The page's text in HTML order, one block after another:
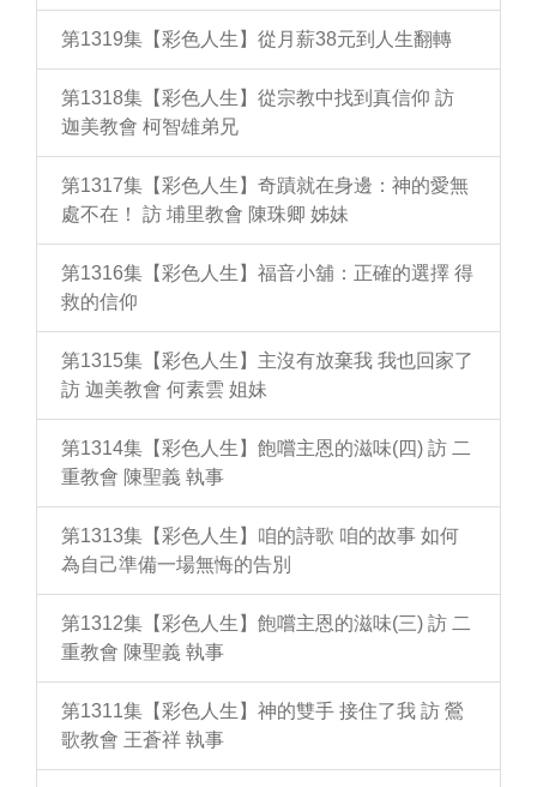
第1319集【彩色人生】從月薪38元到人生翻轉
第1318集【彩色人生】從宗教中找到真信仰 訪
迦美教會 柯智雄弟兄
第1317集【彩色人生】奇蹟就在身邊：神的愛無
處不在！ 訪 埔里教會 陳珠卿 姊妹
第1316集【彩色人生】福音小舖：正確的選擇 得
救的信仰
第1315集【彩色人生】主沒有放棄我 我也回家了
訪 迦美教會 何素雲 姐妹
第1314集【彩色人生】飽嚐主恩的滋味(四) 訪 二
重教會 陳聖義 執事
第1313集【彩色人生】咱的詩歌 咱的故事 如何
為自己準備一場無悔的告別
第1312集【彩色人生】飽嚐主恩的滋味(三) 訪 二
重教會 陳聖義 執事
第1311集【彩色人生】神的雙手 接住了我 訪 鶯
歌教會 王蒼祥 執事